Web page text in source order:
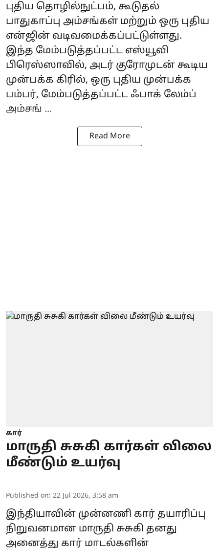
புதிய தொழில்நுட்பம், கூடுதல்
பாதுகாப்பு அம்சங்கள் மற்றும் ஒரு புதிய
என்ஜின் வடிவமைக்கப்பட்டுள்ளது.
இந்த மேம்படுத்தப்பட்ட எஸ்யூவி
பிரெஸ்ஸாவில், அடர் குரோமுடன் கூடிய
முன்பக்க கிரில், ஒரு புதிய முன்பக்க
பம்பர், மேம்படுத்தப்பட்ட ஃபாக் லேம்ப்
அம்சங் ...
Read More
கார்
மாருதி சுசுகி கார்கள் விலை
மீண்டும் உயர்வு
Published on: 22 Jul 2026, 3:58 am
இந்தியாவின் முன்னணி கார் தயாரிப்பு
நிறுவனமான மாருதி சுசுகி தனது
அனைத்து கார் மாடல்களின்